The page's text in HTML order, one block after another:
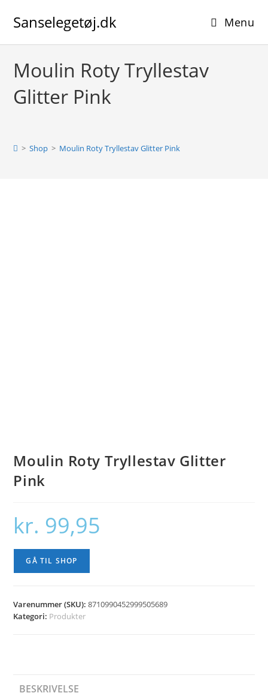
Sanselegetøj.dk Menu
Moulin Roty Tryllestav
Glitter Pink
> Shop > Moulin Roty Tryllestav Glitter Pink
Moulin Roty Tryllestav Glitter
Pink
kr. 99,95
GÅ TIL SHOP
Varenummer (SKU):8710990452999505689
Kategori: Produkter
BESKRIVELSE